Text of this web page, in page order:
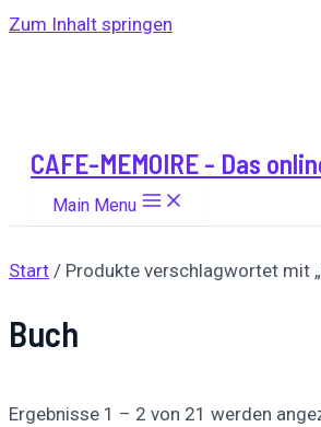
Zum Inhalt springen
CAFE-MEMOIRE - Das
Main Menu
Start / Produkte verschlagwortet mit
Buch
Ergebnisse 1 – 2 von 21 werden